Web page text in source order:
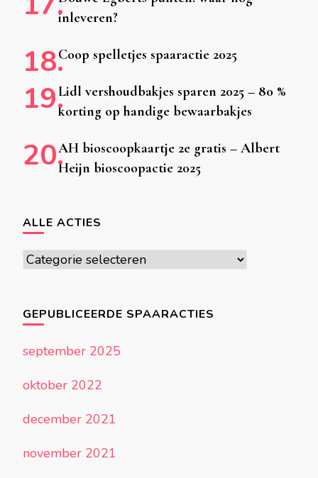
inleveren?
Coop spelletjes spaaractie 2025
Lidl vershoudbakjes sparen 2025 – 80 %
korting op handige bewaarbakjes
AH bioscoopkaartje 2e gratis – Albert
Heijn bioscoopactie 2025
ALLE ACTIES
Alle
GEPUBLICEERDE SPAARACTIES
september 2025
oktober 2022
december 2021
november 2021